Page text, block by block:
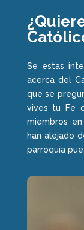
Se estas
acerca del
que se
vives tu Fe
miembros
han alejado
parroquia